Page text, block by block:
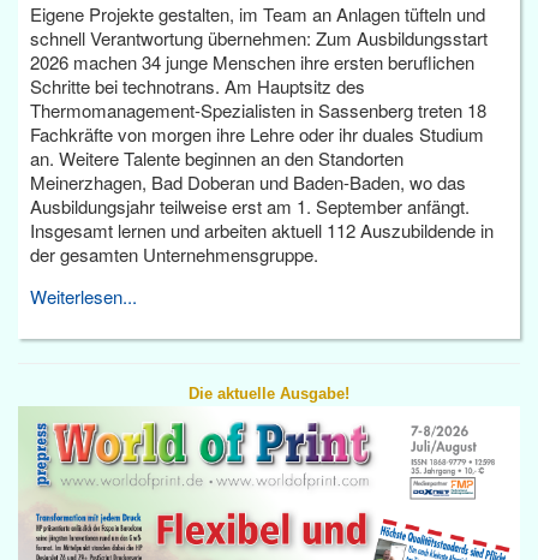
Eigene Projekte gestalten, im Team an Anlagen tüfteln und
schnell Verantwortung übernehmen: Zum Ausbildungsstart
2026 machen 34 junge Menschen ihre ersten beruflichen
Schritte bei technotrans. Am Hauptsitz des
Thermomanagement-Spezialisten in Sassenberg treten 18
Fachkräfte von morgen ihre Lehre oder ihr duales Studium
an. Weitere Talente beginnen an den Standorten
Meinerzhagen, Bad Doberan und Baden-Baden, wo das
Ausbildungsjahr teilweise erst am 1. September anfängt.
Insgesamt lernen und arbeiten aktuell 112 Auszubildende in
der gesamten Unternehmensgruppe.
Weiterlesen...
Die aktuelle Ausgabe!